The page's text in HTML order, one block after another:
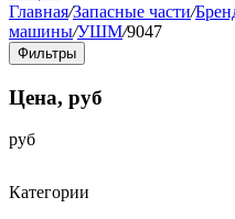
Главная/Запасные части/
машины/УШМ/9047
Фильтры
Цена, руб
руб
Категории